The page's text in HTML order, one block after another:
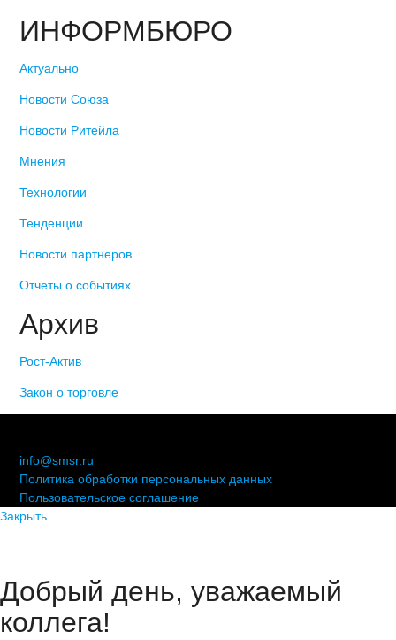
ИНФОРМБЮРО
Актуально
Новости Союза
Новости Ритейла
Мнения
Технологии
Тенденции
Новости партнеров
Отчеты о событиях
Архив
Рост-Актив
Закон о торговле
info@smsr.ru
Политика обработки персональных данных
Пользовательское соглашение
Закрыть
Добрый день, уважаемый
коллега!